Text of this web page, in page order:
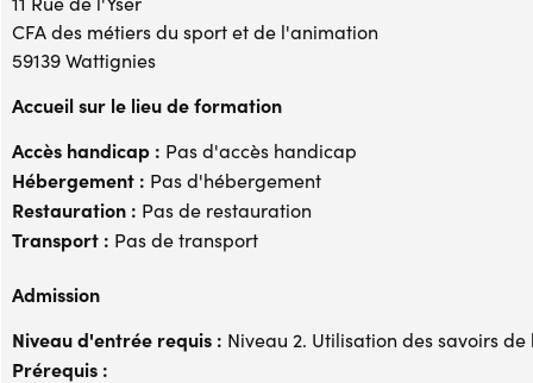
CFA des métiers du sport et de l'animation
59139 Wattignies
Accueil sur le lieu de formation
Accès handicap : Pas d'accès handicap
Hébergement : Pas d'hébergement
Restauration : Pas de restauration
Transport : Pas de transport
Admission
Niveau d'entrée requis : Niveau 2. Utilisation des savoirs de
Prérequis :